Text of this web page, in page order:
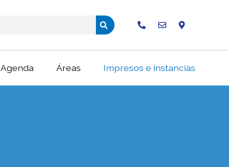
Agenda Áreas Impresos e instancias